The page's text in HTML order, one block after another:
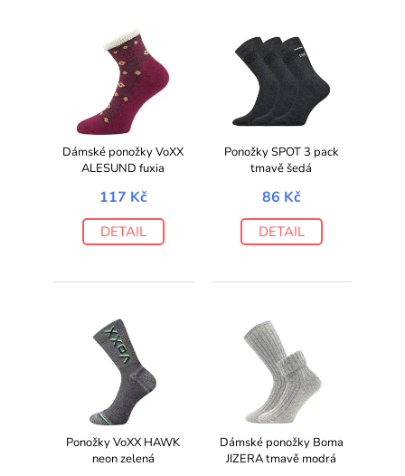
Dámské ponožky VoXX
ALESUND fuxia
117 Kč
DETAIL
Ponožky SPOT 3 pack
tmavě šedá
86 Kč
DETAIL
Ponožky VoXX HAWK
neon zelená
Dámské ponožky Boma
JIZERA tmavě modrá